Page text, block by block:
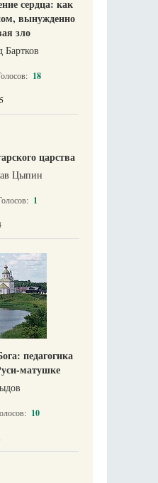
сердца: как
вынужденно
зло
18
царства
Цыпин
1
педагогика
матушке
10